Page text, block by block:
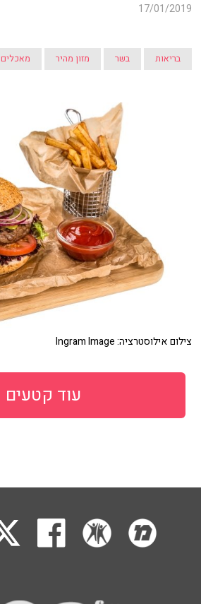
17/01/2019
בריאות בשר מזון מהיר מאכלים
צילום אילוסטרציה: Ingram Image
עוד קטעים